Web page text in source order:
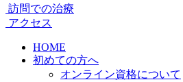
訪問での治療
アクセス
HOME
初めての方へ
オンライン資格について